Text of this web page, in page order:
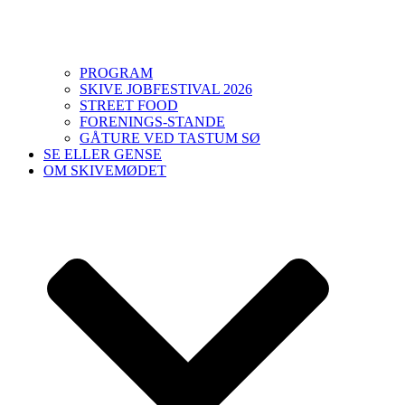
PROGRAM
SKIVE JOBFESTIVAL 2026
STREET FOOD
FORENINGS-STANDE
GÅTURE VED TASTUM SØ
SE ELLER GENSE
OM SKIVEMØDET